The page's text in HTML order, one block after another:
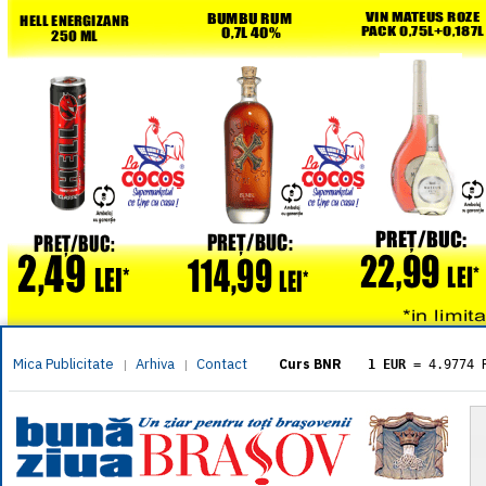
Mica Publicitate | Arhiva | Contact Curs BNR 1 EUR = 4.9774
= 5.8304
1 XAU= 464.4611
1 AED= 1.1933
1 AUD= 2.7957
1 BGN= 2.5449